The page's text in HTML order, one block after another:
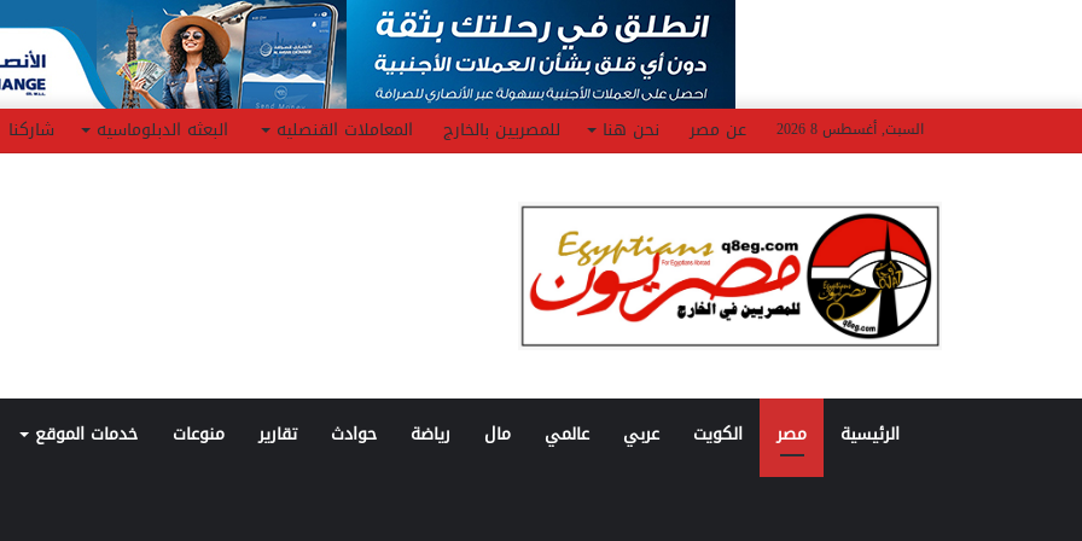
السبت, أغسطس 8 2026 عن مصر نحن هنا للمصريين بالخارج المعاملات القنصليه البعثه الدبلوماسيه شاركنا
الرئيسية مصر الكويت عربي عالمي مال رياضة حوادث تقارير منوعات خدمات الموقع